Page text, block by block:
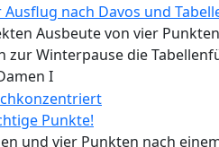
nach Davos und
Ausbeute von vier
zur Winterpause die
I
Punkte!
und vier Punkten nach